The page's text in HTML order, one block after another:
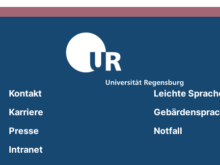
Kontakt
Karriere
Presse
Intranet(external link, opens in a new window)
Leichte
Notfall